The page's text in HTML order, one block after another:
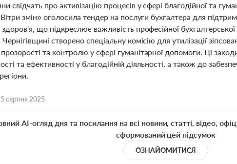
свідчать про активізацію процесів у сфері благодійної та
змін» оголосила тендер на послуги бухгалтера для
що підкреслює важливість професійної бухгалтерської
створено спеціальну комісію для утилізації
та контролю у сфері гуманітарної допомоги. Ці
та ефективності у благодійній діяльності, а також до
серпня 2025
AI-огляд дня та посилання на всі новини, статті, відео,
сформований цей підсумок
ОЗНАЙОМИТИСЯ